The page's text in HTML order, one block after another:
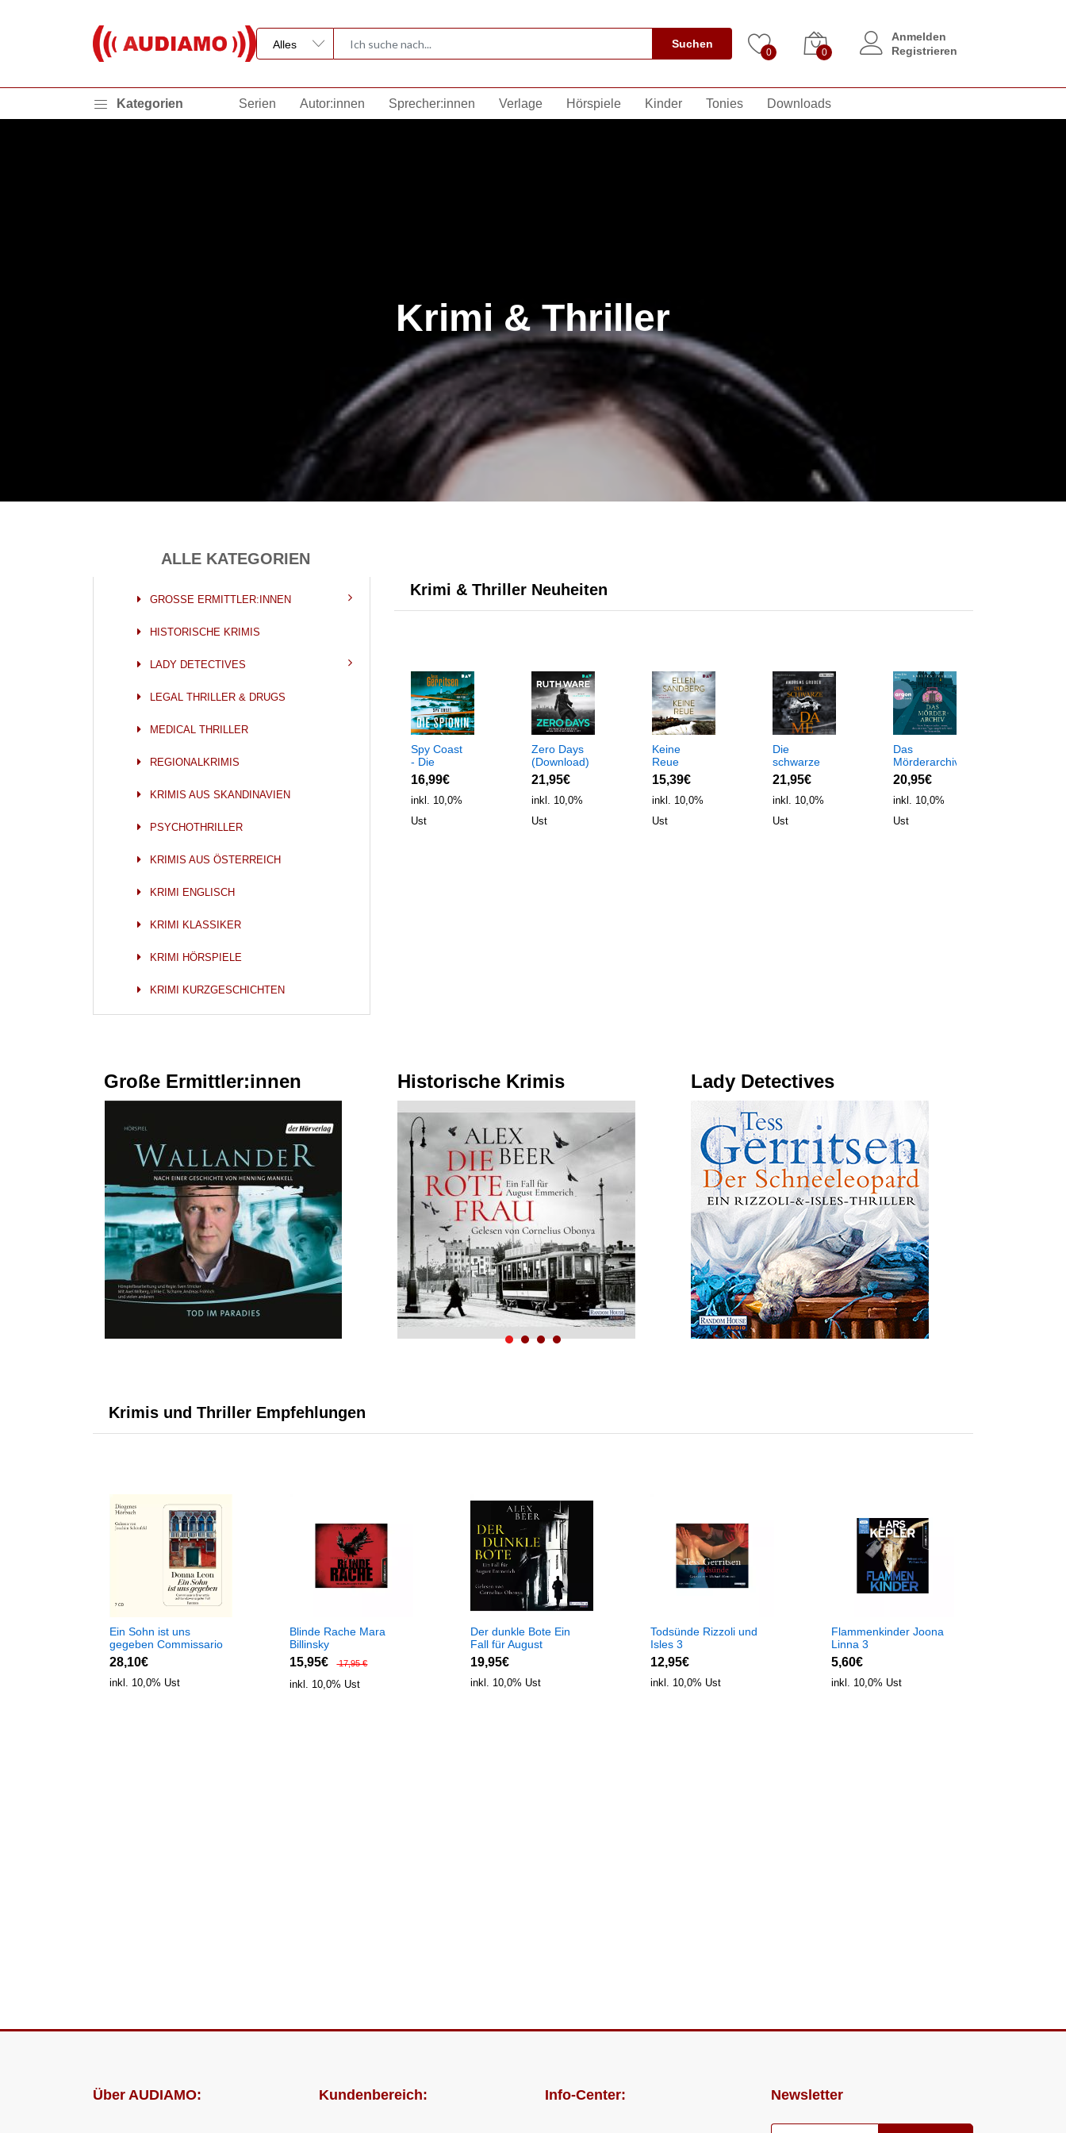
Suchen
0 0
Anmelden
Registrieren
Kategorien Serien Autor:innen Sprecher:innen Verlage Hörspiele Kinder Tonies Downloads
Krimi & Thriller
ALLE KATEGORIEN
GROSSE ERMITTLER:INNEN
HISTORISCHE KRIMIS
LADY DETECTIVES
LEGAL THRILLER & DRUGS
MEDICAL THRILLER
REGIONALKRIMIS
KRIMIS AUS SKANDINAVIEN
PSYCHOTHRILLER
KRIMIS AUS ÖSTERREICH
KRIMI ENGLISCH
KRIMI KLASSIKER
KRIMI HÖRSPIELE
KRIMI KURZGESCHICHTEN
Krimi & Thriller Neuheiten
Spy Coast
- Die
Spionin
(Ungekürzt)
(Download)
16,99€
inkl. 10,0%
Ust
Zero Days
(Download)
21,95€
inkl. 10,0%
Ust
Keine
Reue
(Ungekürzt)
(Download)
15,39€
inkl. 10,0%
Ust
Die
schwarze
Dame
(Download)
Peter
ermittelt
21,95€
inkl. 10,0%
Ust
Das
Mörderarchiv
(Download)
20,95€
inkl. 10,0%
Ust
Große Ermittler:innen Historische Krimis Lady Detectives
Krimis und Thriller Empfehlungen
Ein Sohn ist uns
gegeben Commissario
Brunetti 28
28,10€
inkl. 10,0% Ust
Blinde Rache Mara
Billinsky
15,95€ 17,95 €
inkl. 10,0% Ust
Der dunkle Bote Ein
Fall für August
Emmerich 3
19,95€
inkl. 10,0% Ust
Todsünde Rizzoli und
Isles 3
12,95€
inkl. 10,0% Ust
Flammenkinder Joona
Linna 3
5,60€
inkl. 10,0% Ust
Über AUDIAMO: Kundenbereich: Info-Center: Newsletter